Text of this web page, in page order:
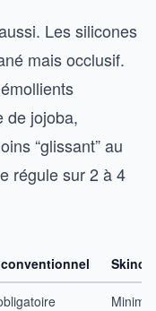
Les silicones
mais occlusif.
de jojoba,
“glissant” au
régule sur 2 à 4